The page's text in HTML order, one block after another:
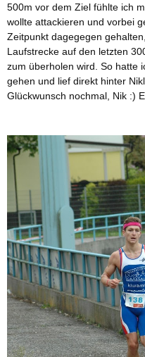
500m vor dem Ziel fühlte ich
wollte attackieren und vorbei
Zeitpunkt dagegegen
Laufstrecke auf den letzten
zum überholen wird. So hatte
gehen und lief direkt hinter
Glückwunsch nochmal, Nik :)